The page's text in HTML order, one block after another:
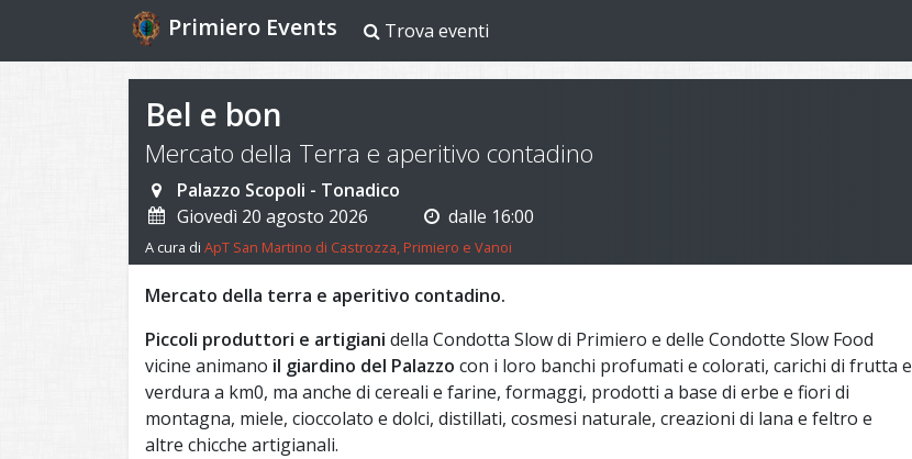
Primiero Events Trova eventi
Bel e bon
Mercato della Terra e aperitivo contadino
Palazzo Scopoli - Tonadico
Giovedì 20 agosto 2026
dalle 16:00
A cura di ApT San Martino di Castrozza, Primiero e Vanoi
Mercato della terra e aperitivo contadino.
Piccoli produttori e artigiani della Condotta Slow di Primiero e delle Condotte Slow Food
vicine animano il giardino del Palazzo con i loro banchi profumati e colorati, carichi di frutta e
verdura a km0, ma anche di cereali e farine, formaggi, prodotti a base di erbe e fiori di
montagna, miele, cioccolato e dolci, distillati, cosmesi naturale, creazioni di lana e feltro e
altre chicche artigianali.